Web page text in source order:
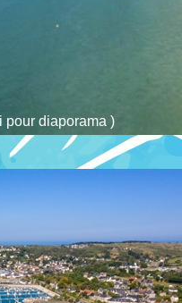
pour diaporama )